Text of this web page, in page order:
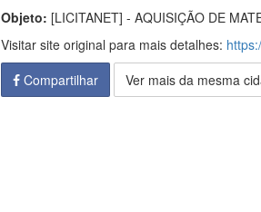
Objeto: [LICITANET] - AQUISIÇÃO DE
Visitar site original para mais detalhes:
Compartilhar
Ver mais da mesma